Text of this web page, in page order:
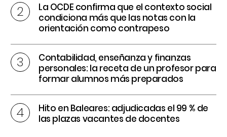
La OCDE confirma que el contexto social
condiciona más que las notas con la
orientación como contrapeso
Contabilidad, enseñanza y finanzas
personales: la receta de un profesor para
formar alumnos más preparados
Hito en Baleares: adjudicadas el 99 % de
las plazas vacantes de docentes